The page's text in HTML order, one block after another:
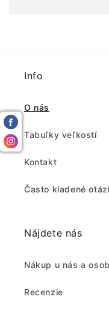
Info
O nás
Tabuľky veľkostí
Kontakt
Často kladené
Nájdete nás
Nákup u nás a
Recenzie